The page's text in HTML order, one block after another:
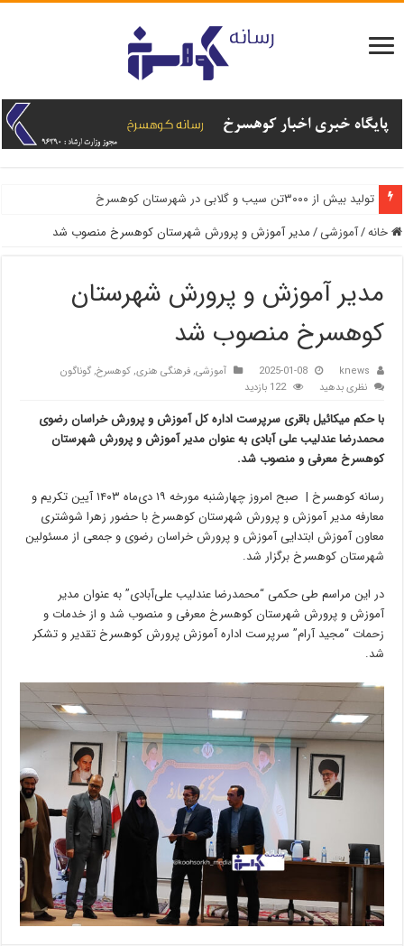
تولید بیش از ۳۰۰۰تن سیب و گلابی در شهرستان کوهسرخ
خانه/آموزشی /مدیر آموزش و پرورش شهرستان کوهسرخ منصوب شد
مدیر آموزش و پرورش شهرستان
کوهسرخ منصوب شد
knews
2025-01-08 آموزشی,فرهنگی هنری,کوهسرخ,گوناگون
نظری بدهید
122 بازدید
با حکم میکائیل باقری سرپرست اداره کل آموزش و پرورش خراسان رضوی
محمدرضا عندلیب علی آبادی به عنوان مدیر آموزش و پرورش شهرستان
کوهسرخ معرفی و منصوب شد.
رسانه کوهسرخ | صبح امروز چهارشنبه مورخه ۱۹ دی‌ماه ۱۴۰۳ آیین تکریم و
معارفه مدیر آموزش و پرورش شهرستان کوهسرخ با حضور زهرا شوشتری
معاون آموزش ابتدایی آموزش و پرورش خراسان رضوی و جمعی از مسئولین
شهرستان کوهسرخ برگزار شد.
در این مراسم طی حکمی “محمدرضا عندلیب علی‌آبادی” به عنوان مدیر
آموزش و پرورش شهرستان کوهسرخ معرفی و منصوب شد و از خدمات و
زحمات “مجید آرام” سرپرست اداره آموزش پرورش کوهسرخ تقدیر و تشکر
شد.